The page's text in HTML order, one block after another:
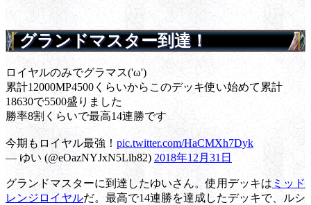
グランドマスター到達！
ロイヤルのみでグラマス('ω')
累計12000MP4500くらいからこのデッキ使い始めて累計
18630で5500盛りました
勝率8割くらいで最高14連勝です
今期もロイヤル最強！ pic.twitter.com/HaCMXh7Dyk
— ゆい (@eOazNYJxN5Llb82) 2018年12月31日
グランドマスターに到達したゆいさん。使用デッキは ミッド
レンジロイヤルだ。最高で14連勝を達成したデッキで、ルシ